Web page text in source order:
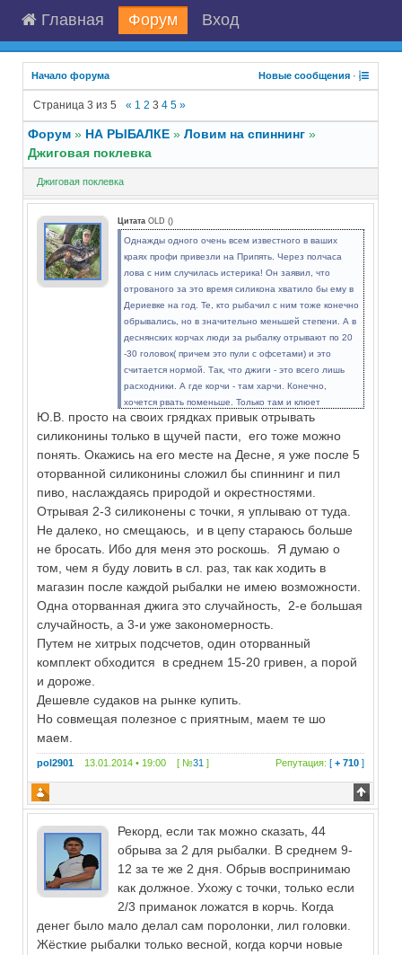
Главная Форум Вход
Начало форума Новые сообщения ·
Страница3 из5 « 1 2 3 4 5 »
Форум » НА РЫБАЛКЕ » Ловим на спиннинг »
Джиговая поклевка
Джиговая поклевка
Цитата OLD ()
Однажды одного очень всем известного в ваших
краях профи привезли на Припять. Через полчаса
лова с ним случилась истерика! Он заявил, что
отрованого за это время силикона хватило бы ему в
Дериевке на год. Те, кто рыбачил с ним тоже конечно
обрывались, но в значительно меньшей степени. А в
деснянских корчах люди за рыбалку отрывают по 20
-30 головок( причем это пули с офсетами) и это
считается нормой. Так, что джиги - это всего лишь
расходники. А где корчи - там харчи. Конечно,
хочется рвать поменьше. Только там и клюет
похуже...
Ю.В. просто на своих грядках привык отрывать
силиконины только в щучей пасти, его тоже можно
понять. Окажись на его месте на Десне, я уже после 5
оторванной силиконины сложил бы спиннинг и пил
пиво, наслаждаясь природой и окрестностями.
Отрывая 2-3 силиконены с точки, я уплываю от туда.
Не далеко, но смещаюсь, и в цепу стараюсь больше
не бросать. Ибо для меня это роскошь. Я думаю о
том, чем я буду ловить в сл. раз, так как ходить в
магазин после каждой рыбалки не имею возможности.
Одна оторванная джига это случайность, 2-е большая
случайность, а 3-и уже закономерность.
Путем не хитрых подсчетов, один оторванный
комплект обходится в среднем 15-20 гривен, а порой
и дороже.
Дешевле судаков на рынке купить.
Но совмещая полезное с приятным, маем те шо
маем.
pol2901 13.01.2014 • 19:00 [ №31 ] Репутация: [+ 710 ]
Рекорд, если так можно сказать, 44
обрыва за 2 для рыбалки. В среднем 9-
12 за те же 2 дня. Обрыв воспринимаю
как должное. Ухожу с точки, только если
2/3 приманок ложатся в корчь. Когда
денег было мало делал сам поролонки, лил головки.
Жёсткие рыбалки только весной, когда корчи новые